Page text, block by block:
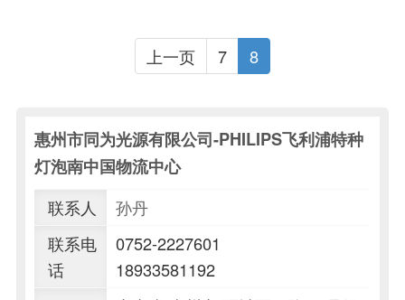
上一页 7 8
惠州市同为光源有限公司-PHILIPS飞利浦特种
灯泡南中国物流中心
联系人
孙丹
联系电
话
0752-2227601
18933581192